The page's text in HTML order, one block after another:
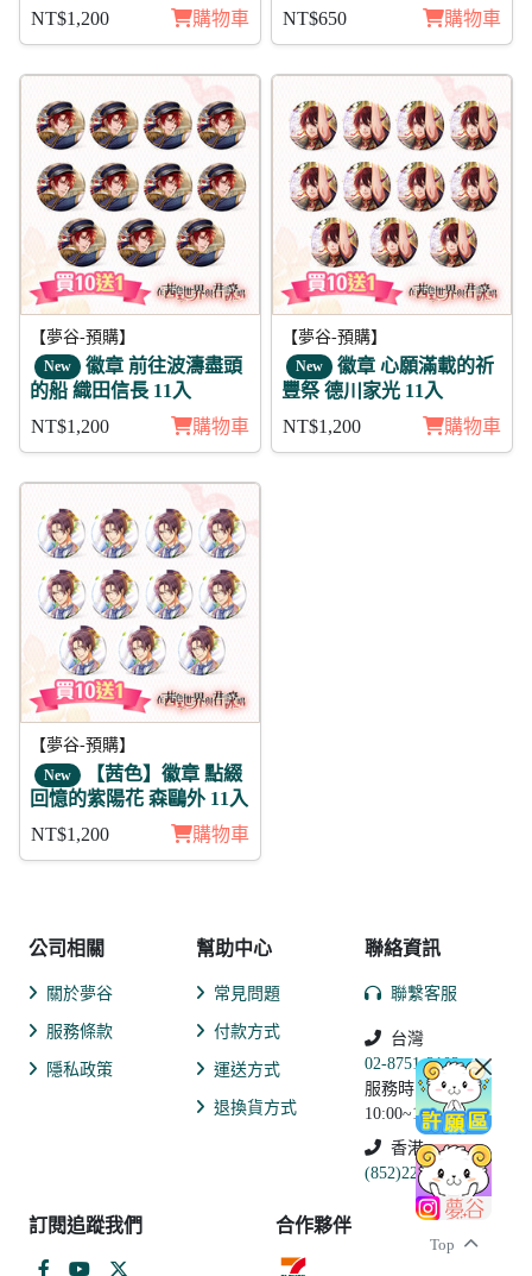
Top
NT$1,200 購物車
NT$650
購物車
【夢谷-預購】
New 徽章 前往波濤盡頭
的船 織田信長 11入
NT$1,200
購物車
【夢谷-預購】
New 徽章 心願滿載的祈
豐祭 德川家光 11入
NT$1,200
購物車
【夢谷-預購】
New 【茜色】徽章 點綴
回憶的紫陽花 森鷗外 11入
NT$1,200
購物車
公司相關
關於夢谷
服務條款
隱私政策
幫助中心
常見問題
付款方式
運送方式
退換貨方式
聯絡資訊
聯繫客服
台灣
02-8751-2102
服務時間:
10:00~19:00
香港
(852)2250-9311
訂閱追蹤我們 合作夥伴